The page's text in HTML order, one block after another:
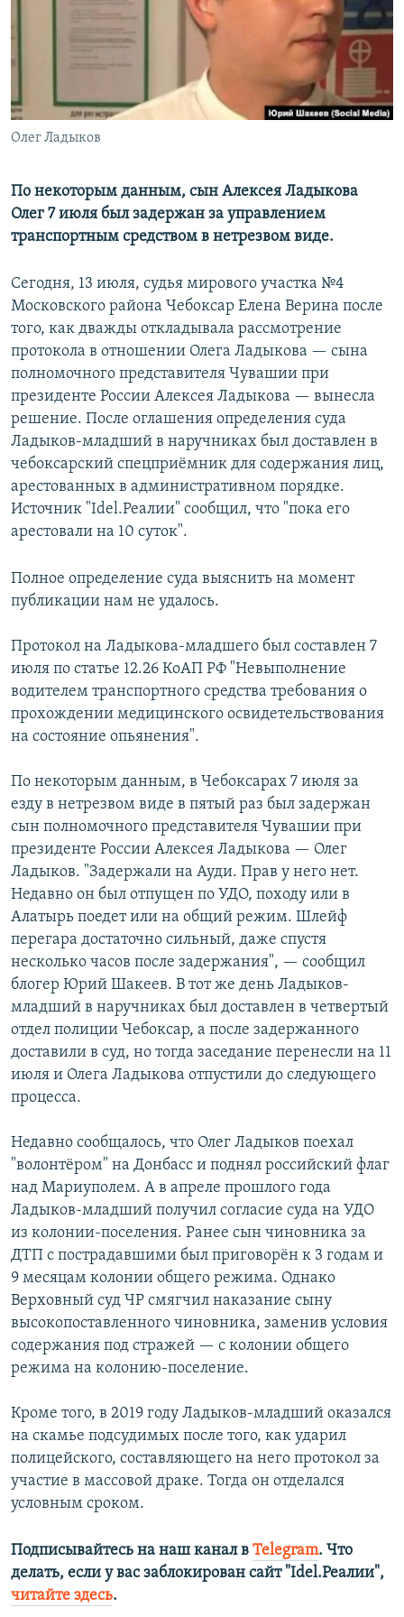
РАСПИСАНИЕ ВЕЩАНИЯ
ПОДПИШИТЕСЬ НА РАССЫЛКУ
СОЦИАЛЬНЫЕ СЕТИ
Все сайты РСЕ/РС
Олег Ладыков
По некоторым данным, сын Алексея Ладыкова
Олег 7 июля был задержан за управлением
транспортным средством в нетрезвом виде.
Сегодня, 13 июля, судья мирового участка №4
Московского района Чебоксар Елена Верина после
того, как дважды откладывала рассмотрение
протокола в отношении Олега Ладыкова — сына
полномочного представителя Чувашии при
президенте России Алексея Ладыкова — вынесла
решение. После оглашения определения суда
Ладыков-младший в наручниках был доставлен в
чебоксарский спецприёмник для содержания лиц,
арестованных в административном порядке.
Источник "Idel.Реалии" сообщил, что "пока его
арестовали на 10 суток".
Полное определение суда выяснить на момент
публикации нам не удалось.
Протокол на Ладыкова-младшего был составлен 7
июля по статье 12.26 КоАП РФ "Невыполнение
водителем транспортного средства требования о
прохождении медицинского освидетельствования
на состояние опьянения".
По некоторым данным, в Чебоксарах 7 июля за
езду в нетрезвом виде в пятый раз был задержан
сын полномочного представителя Чувашии при
президенте России Алексея Ладыкова — Олег
Ладыков. "Задержали на Ауди. Прав у него нет.
Недавно он был отпущен по УДО, походу или в
Алатырь поедет или на общий режим. Шлейф
перегара достаточно сильный, даже спустя
несколько часов после задержания", — сообщил
блогер Юрий Шакеев. В тот же день Ладыков-
младший в наручниках был доставлен в четвертый
отдел полиции Чебоксар, а после задержанного
доставили в суд, но тогда заседание перенесли на 11
июля и Олега Ладыкова отпустили до следующего
процесса.
Недавно сообщалось, что Олег Ладыков поехал
"волонтёром" на Донбасс и поднял российский флаг
над Мариуполем. А в апреле прошлого года
Ладыков-младший получил согласие суда на УДО
из колонии-поселения. Ранее сын чиновника за
ДТП с пострадавшими был приговорён к 3 годам и
9 месяцам колонии общего режима. Однако
Верховный суд ЧР смягчил наказание сыну
высокопоставленного чиновника, заменив условия
содержания под стражей — с колонии общего
режима на колонию-поселение.
Кроме того, в 2019 году Ладыков-младший оказался
на скамье подсудимых после того, как ударил
полицейского, составляющего на него протокол за
участие в массовой драке. Тогда он отделался
условным сроком.
Подписывайтесь на наш канал в Telegram. Что
делать, если у вас заблокирован сайт "Idel.Реалии",
читайте здесь.